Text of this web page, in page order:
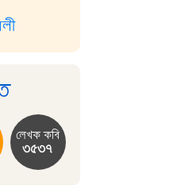
লেখক কবি
৩৫৩৭